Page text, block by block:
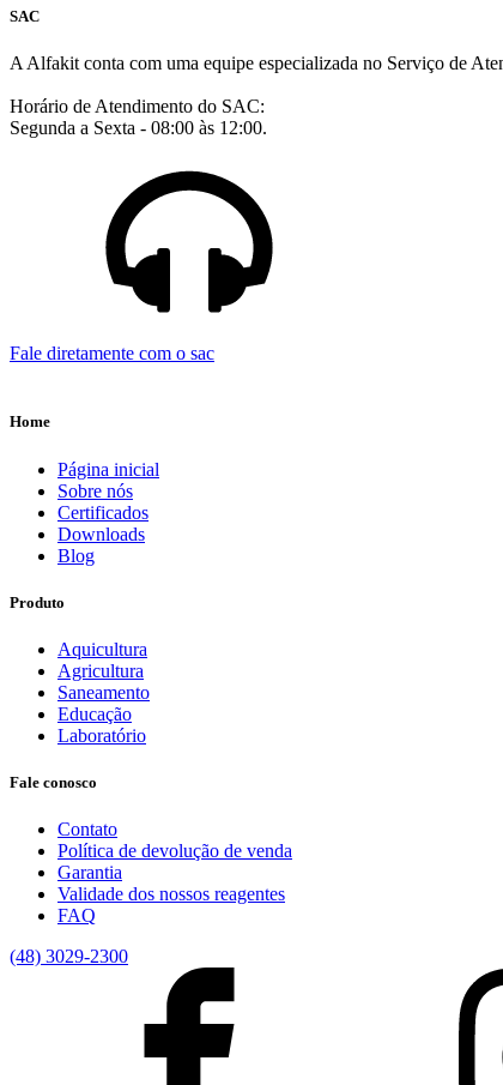
SAC
A Alfakit conta com uma equipe especializada no Serviço de
Horário de Atendimento do SAC:
Segunda a Sexta - 08:00 às 12:00.
Fale diretamente com o sac
Home
Página inicial
Sobre nós
Certificados
Downloads
Blog
Produto
Aquicultura
Agricultura
Saneamento
Educação
Laboratório
Fale conosco
Contato
Política de devolução de venda
Garantia
Validade dos nossos reagentes
FAQ
(48) 3029-2300